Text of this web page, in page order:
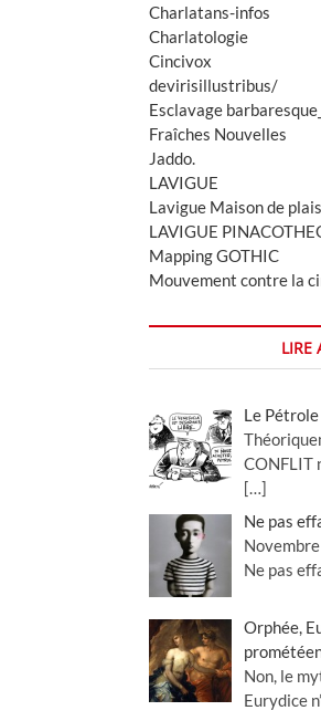
Charlatans-infos
Charlatologie
Cincivox
devirisillustribus/
Esclavage
Fraîches Nouvelles
Jaddo.
LAVIGUE
Lavigue Maison de
LAVIGUE
Mapping GOTHIC
Mouvement contre la
LIRE
Le
CONFLIT
[…]
Ne pas
Ne pas
Orphée,
Non, le
Eurydice